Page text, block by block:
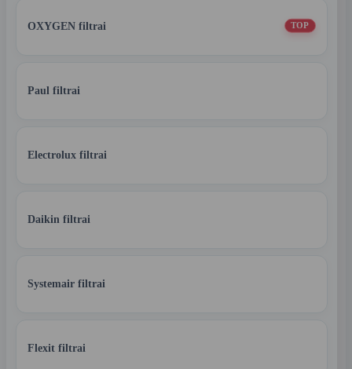
OXYGEN filtrai TOP
Paul filtrai
Electrolux filtrai
Daikin filtrai
Systemair filtrai
Flexit filtrai